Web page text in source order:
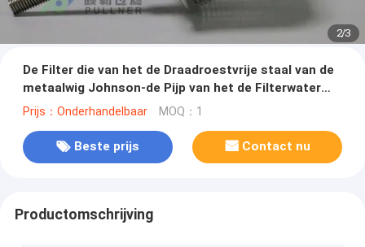
2/3
De Filter die van het de Draadroestvrije staal van de
metaalwig Johnson-de Pijp van het de Filterwater
van de Zeefbuis Backflushing
Prijs：Onderhandelbaar MOQ：1
Beste prijs Contact nu
Productomschrijving